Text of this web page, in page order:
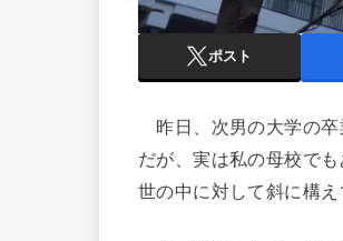
ポスト
昨日、次男の大学の卒
だが、実は私の母校で
世の中に対して斜に構